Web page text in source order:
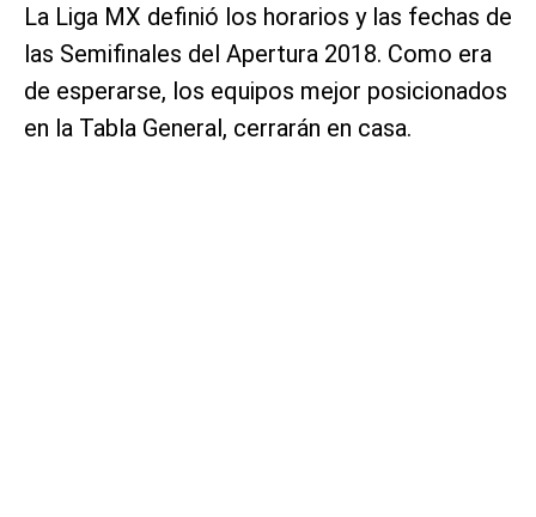
La Liga MX definió los horarios y las fechas de
las Semifinales del Apertura 2018. Como era
de esperarse, los equipos mejor posicionados
en la Tabla General, cerrarán en casa.